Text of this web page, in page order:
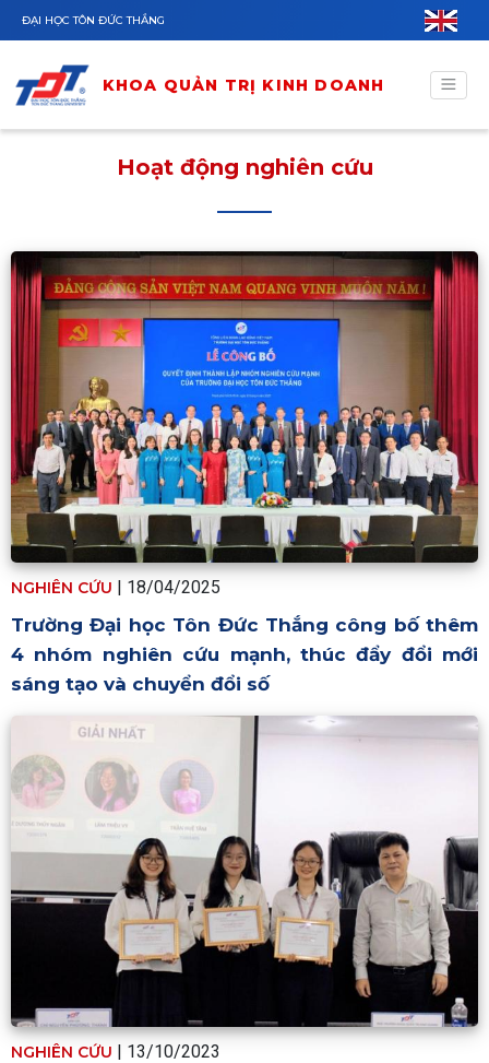
Nhảy đến nội dung
ĐẠI HỌC TÔN ĐỨC THẮNG
KHOA QUẢN TRỊ KINH DOANH
Hoạt động nghiên cứu
NGHIÊN CỨU | 18/04/2025
Trường Đại học Tôn Đức Thắng công bố thêm
4 nhóm nghiên cứu mạnh, thúc đẩy đổi mới
sáng tạo và chuyển đổi số
NGHIÊN CỨU | 13/10/2023